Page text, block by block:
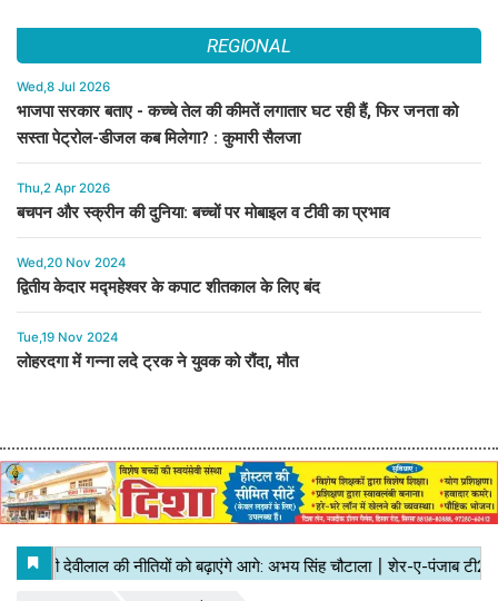
REGIONAL
Wed,8 Jul 2026
भाजपा सरकार बताए - कच्चे तेल की कीमतें लगातार घट रही हैं, फिर जनता को
सस्ता पेट्रोल-डीजल कब मिलेगा? : कुमारी सैलजा
Thu,2 Apr 2026
बचपन और स्क्रीन की दुनिया: बच्चों पर मोबाइल व टीवी का प्रभाव
Wed,20 Nov 2024
द्वितीय केदार मद्महेश्वर के कपाट शीतकाल के लिए बंद
Tue,19 Nov 2024
लोहरदगा में गन्ना लदे ट्रक ने युवक को रौंदा, मौत